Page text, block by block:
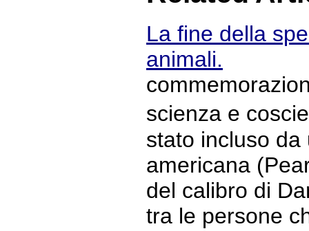
La fine della
animali.
scienza e
stato incluso
americana
del calibro di
tra le persone